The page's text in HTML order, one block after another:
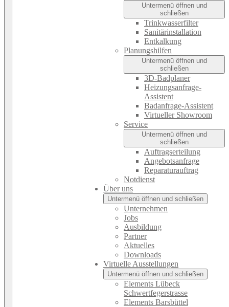
Untermenü öffnen und
schließen
Trinkwasserfilter
Sanitärinstallation
Entkalkung
Planungshilfen
Untermenü öffnen und
schließen
3D-Badplaner
Heizungsanfrage-
Assistent
Badanfrage-Assistent
Virtueller Showroom
Service
Untermenü öffnen und
schließen
Auftragserteilung
Angebotsanfrage
Reparaturauftrag
Notdienst
Über uns
Untermenü öffnen und schließen
Unternehmen
Jobs
Ausbildung
Partner
Aktuelles
Downloads
Virtuelle Ausstellungen
Untermenü öffnen und schließen
Elements Lübeck
Schwertfegerstrasse
Elements Barsbüttel